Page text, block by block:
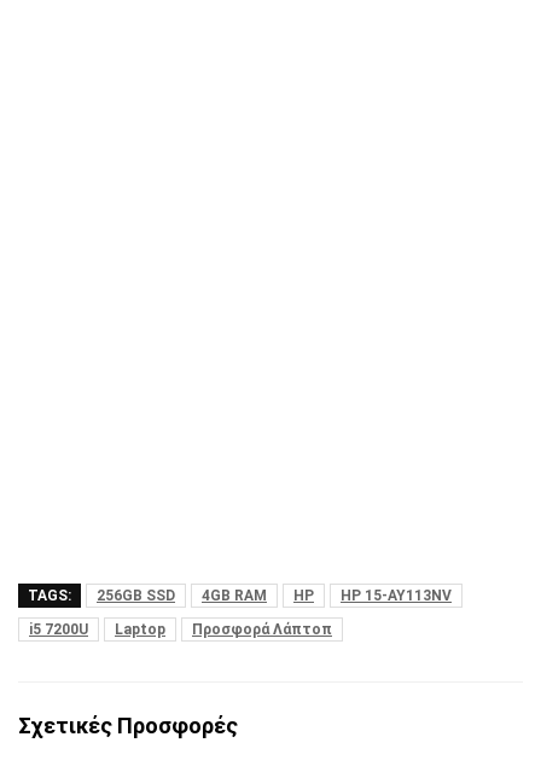
TAGS: 256GB SSD 4GB RAM HP
HP 15-AY113NV
i5 7200U
Laptop Προσφορά Λάπτοπ
Σχετικές Προσφορές